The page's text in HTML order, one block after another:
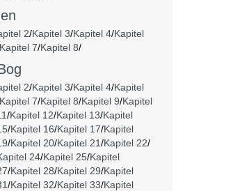
2/Kapitel 3/Kapitel 4/Kapitel
Kapitel 7/Kapitel 8/
2/Kapitel 3/Kapitel 4/Kapitel
Kapitel 7/Kapitel 8/Kapitel 9/Kapitel
/Kapitel 12/Kapitel 13/Kapitel
/Kapitel 16/Kapitel 17/Kapitel
/Kapitel 20/Kapitel 21/Kapitel 22/
24/Kapitel 25/Kapitel
/Kapitel 28/Kapitel 29/Kapitel
/Kapitel 32/Kapitel 33/Kapitel